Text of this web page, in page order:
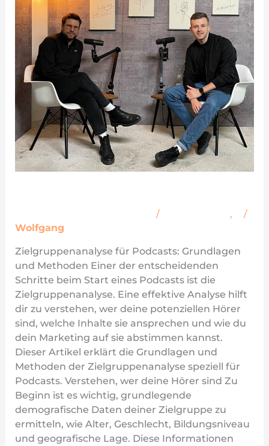
/ ,
/
Wolfgang
Zielgruppenanalyse für Podcasts: Grundlagen
und Methoden Einer der entscheidenden
Schritte beim Start eines Podcasts ist die
Zielgruppenanalyse. Eine effektive Analyse hilft
dir zu verstehen, wer deine potenziellen Hörer
sind, welche Inhalte sie ansprechen und wie du
dein Marketing auf sie abstimmen kannst.
Dieser Artikel erklärt die Grundlagen und
Methoden der Zielgruppenanalyse speziell für
Podcasts. Verstehen, wer deine Hörer sind Zu
Beginn ist es wichtig, grundlegende
demografische Daten deiner Zielgruppe zu
ermitteln, wie Alter, Geschlecht, Bildungsniveau
und geografische Lage. Diese Informationen
(Podcast)